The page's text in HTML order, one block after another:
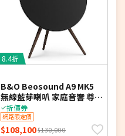
8.4折
B&O Beosound A9 MK5
無線藍芽喇叭 家庭音響 尊爵
黑 公司貨
折價券
網路限定價
$108,100$130,000